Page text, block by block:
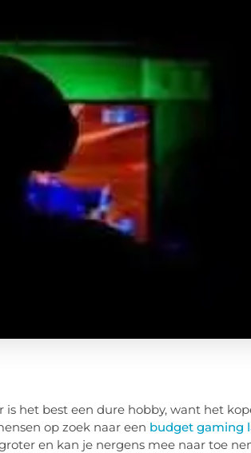
het best een dure hobby, want het
op zoek naar een budget gaming
en kan je nergens mee naar toe